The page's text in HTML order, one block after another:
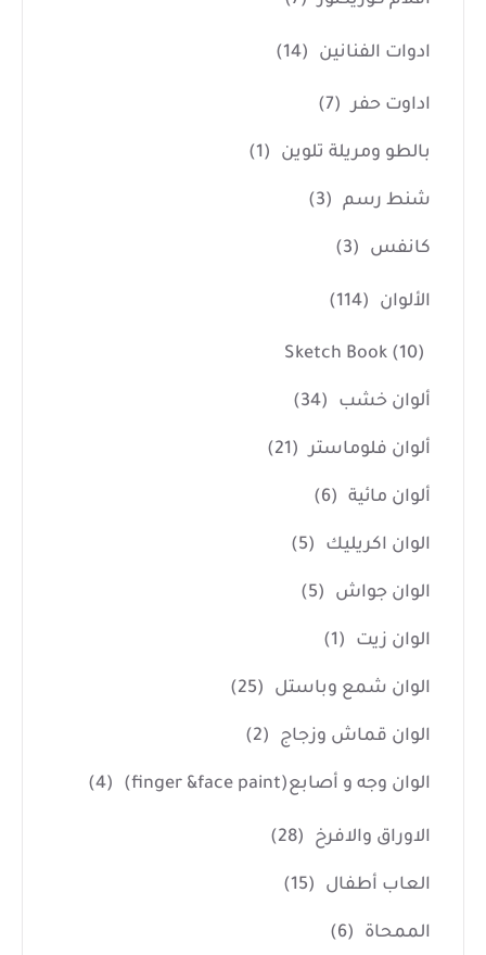
ادوات الفنانين (14)
اداوت حفر (7)
بالطو ومريلة تلوين (1)
شنط رسم (3)
كانفس (3)
الألوان (114)
Sketch Book (10)
ألوان خشب (34)
ألوان فلوماستر (21)
ألوان مائية (6)
الوان اكريليك (5)
الوان جواش (5)
الوان زيت (1)
الوان شمع وباستل (25)
الوان قماش وزجاج (2)
الوان وجه و أصابع(finger &face paint) (4)
الاوراق والافرخ (28)
العاب أطفال (15)
الممحاة (6)